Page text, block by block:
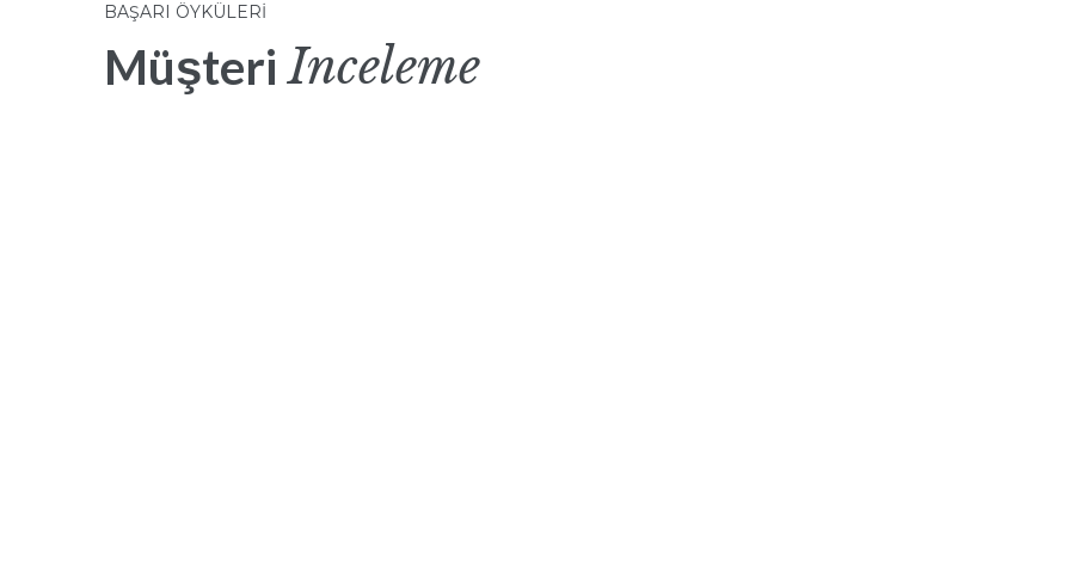
BAŞARI ÖYKÜLERI
Müşteri Inceleme
STRATEJI
Başlarken